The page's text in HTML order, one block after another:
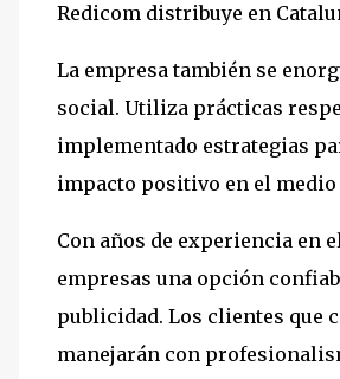
Redicom distribuye en
La empresa también se
social. Utiliza prácticas
implementado estrategias
impacto positivo en el medio
Con años de experiencia en
empresas una opción
publicidad. Los clientes que
manejarán con